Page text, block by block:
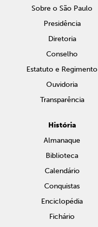
Sobre o São Paulo
Presidência
Diretoria
Conselho
Estatuto e Regimento
Ouvidoria
Transparência
História
Almanaque
Biblioteca
Calendário
Conquistas
Enciclopédia
Fichário